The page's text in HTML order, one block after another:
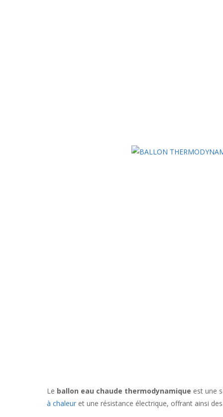
Le ballon eau chaude thermodynamique est une
à chaleuret une résistance électrique, offrant ainsi